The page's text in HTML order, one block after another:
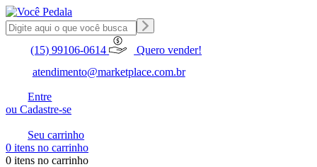
(15) 99106-0614
Quero vender!
atendimento@marketplace.com.br
Entre
ou Cadastre-se
Seu carrinho
0 itens no carrinho
0 itens no carrinho